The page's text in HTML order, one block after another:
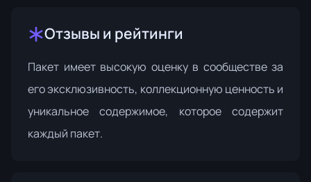
Отзывы и рейтинги
Пакет имеет высокую оценку в сообществе за
его эксклюзивность, коллекционную ценность и
уникальное содержимое, которое содержит
каждый пакет.